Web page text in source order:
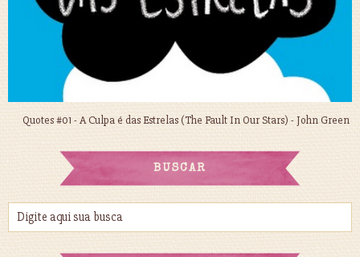
Quotes #01 - A Culpa é das Estrelas (The Fault In Our Stars) - John Green
BUSCAR